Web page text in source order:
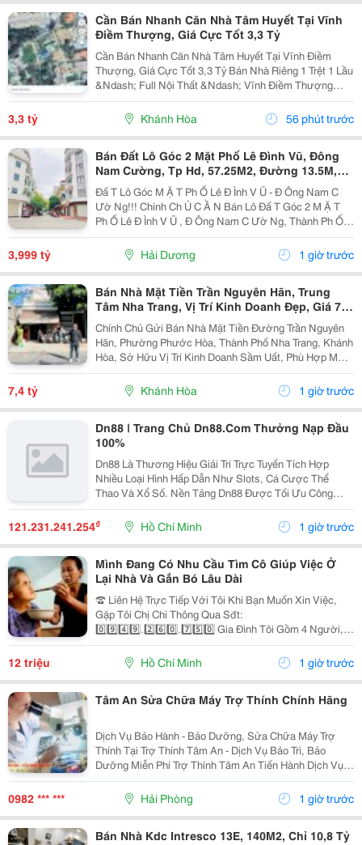
Cần Bán Nhanh Căn Nhà Tâm Huyết Tại Vĩnh
Điềm Thượng, Giá Cực Tốt 3,3 Tỷ
Cần Bán Nhanh Căn Nhà Tâm Huyết Tại Vĩnh Điềm
Thượng, Giá Cực Tốt 3,3 Tỷ Bán Nhà Riêng 1 Trệt 1 Lầu
&Ndash; Full Nội Thất &Ndash; Vĩnh Điềm Thượng
&Ndash; Gần 23/10 Vị Trí: Thôn Vĩnh Điềm Thượng,
Cách Đường 23/10 Chỉ 50M Hẻm Thông Thoáng, Kết...
3,3 tỷ Khánh Hòa 56 phút trước
Bán Đất Lô Góc 2 Mặt Phố Lê Đình Vũ, Đông
Nam Cường, Tp Hd, 57.25M2, Đường 13.5M,
3.X Tỷ
Đấ T Lô Góc M Ặ T Ph Ố Lê Đ Ình V Ũ - Đ Ông Nam C
Ườ Ng!!! Chính Ch Ủ C Ầ N Bán Lô Đấ T Góc 2 M Ặ T
Ph Ố Lê Đ Ình V Ũ , Đ Ông Nam C Ườ Ng, Thành Ph Ố H
Ả I D Ươ Ng - Di Ệ N Tích 57.25M2, H Ướ Ng Tây, Tây B
3,999 tỷ Hải Dương 1 giờ trước
Bán Nhà Mặt Tiền Trần Nguyên Hãn, Trung
Tâm Nha Trang, Vị Trí Kinh Doanh Đẹp, Giá 7,4
Tỷ
Chính Chủ Gửi Bán Nhà Mặt Tiền Đường Trần Nguyên
Hãn, Phường Phước Hòa, Thành Phố Nha Trang, Khánh
Hòa, Sở Hữu Vị Trí Kinh Doanh Sầm Uất, Phù Hợp Mở
Cửa Hàng, Văn Phòng, Showroom Hoặc Đầu Tư Cho
Thuê Lâu Dài. Thông Tin Chi Tiết. - Địa Chỉ: Số...
7,4 tỷ Khánh Hòa 1 giờ trước
Dn88 | Trang Chủ Dn88.Com Thưởng Nạp Đầu
100%
Dn88 Là Thương Hiệu Giải Trí Trực Tuyến Tích Hợp
Nhiều Loại Hình Hấp Dẫn Như Slots, Cá Cược Thể
Thao Và Xổ Số. Nền Tảng Dn88 Được Tối Ưu Công
Nghệ, Bảo Mật Cao, Nạp Rút Nhanh Và Hỗ Trợ Tốt Trên
Pc Lẫn Điện Thoại Di Động. Website:
Https://Dn88C.com/...
121.231.241.254₫ Hồ Chí Minh 1 giờ trước
Mình Đang Có Nhu Cầu Tìm Cô Giúp Việc Ở
Lại Nhà Và Gắn Bó Lâu Dài
☎️ Liên Hệ Trực Tiếp Với Tôi Khi Bạn Muốn Xin Việc,
Gặp Tôi Chị Chi Thông Qua Sđt:
0️⃣9️⃣4️⃣9️⃣.2️⃣6️⃣0️⃣.7️⃣5️⃣0️⃣ Gia Đình Tôi Gồm 4 Người, 2
Vợ Chồng 2 Con Nhỏ, Bé Lớn 9 Tuổi Đã Đi Học Có Ba
Mẹ Đưa Rước, Bé Nhỏ 1 Tuổi. Nhà Thì Chỉ Có 1 Lầu.
12 triệu Hồ Chí Minh 1 giờ trước
Tâm An Sửa Chữa Máy Trợ Thính Chính Hãng
Dịch Vụ Bảo Hành - Bảo Dưỡng, Sửa Chữa Máy Trợ
Thính Tại Trợ Thính Tâm An - Dịch Vụ Bảo Trì, Bảo
Dưỡng Miễn Phí Trợ Thính Tâm An Tiến Hành Dịch Vụ
Bảo Dưỡng, Vệ Sinh Sấy Khô Máy Trợ Thính Định Kì 3
Tháng/1 Lần Đối Với Tất Cả Các Thiêt Bị Trợ...
0982 *** *** Hải Phòng 1 giờ trước
Bán Nhà Kdc Intresco 13E, 140M2, Chỉ 10,8 Tỷ